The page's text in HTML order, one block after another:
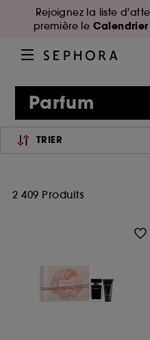
Rejoignez la liste
première le Calendrier
Parfum
TRIER
2 409 Produits